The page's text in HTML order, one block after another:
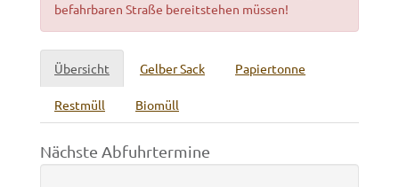
befahrbaren Straße bereitstehen müssen!
Übersicht Gelber Sack Papiertonne
Restmüll Biomüll
Nächste Abfuhrtermine